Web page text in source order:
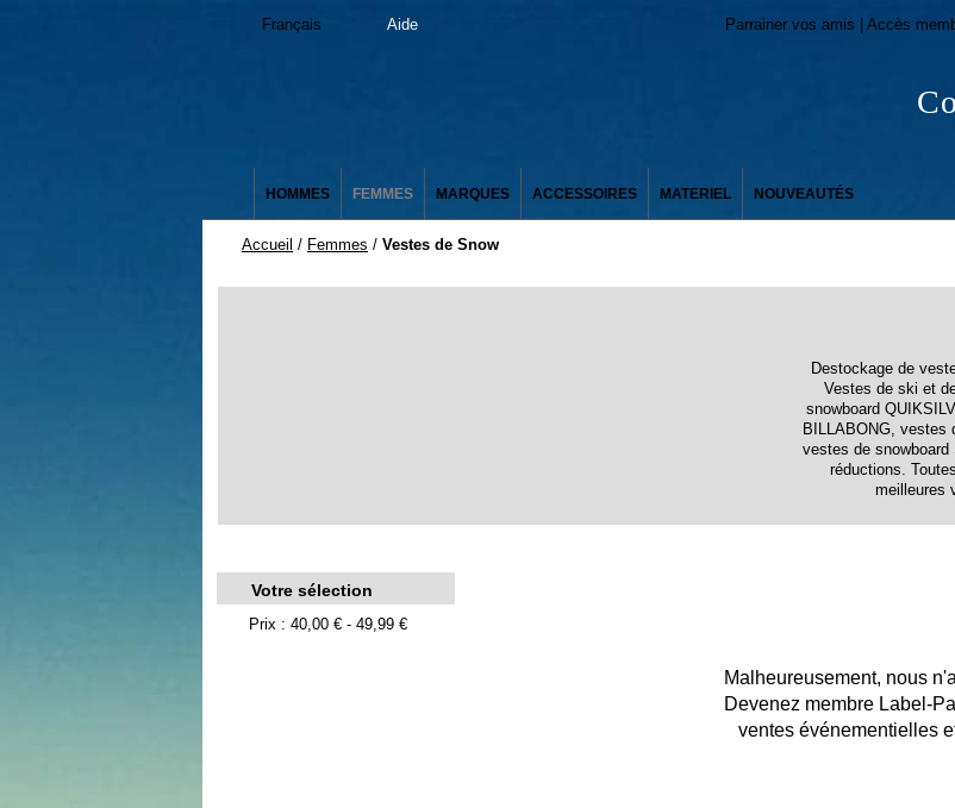
Français Aide Parrainer vos amis | Accès
HOMMES FEMMES MARQUES ACCESSOIRES MATERIEL NOUVEAUTÉS
Accueil / Femmes / Vestes de Snow
Destockage de
Vestes de ski et
snowboard
BILLABONG, vestes
vestes de
réductions.
meilleures
Votre sélection
Prix : 40,00 € - 49,99 €
Malheureusement, nous
Devenez membre Label-
ventes événementielles